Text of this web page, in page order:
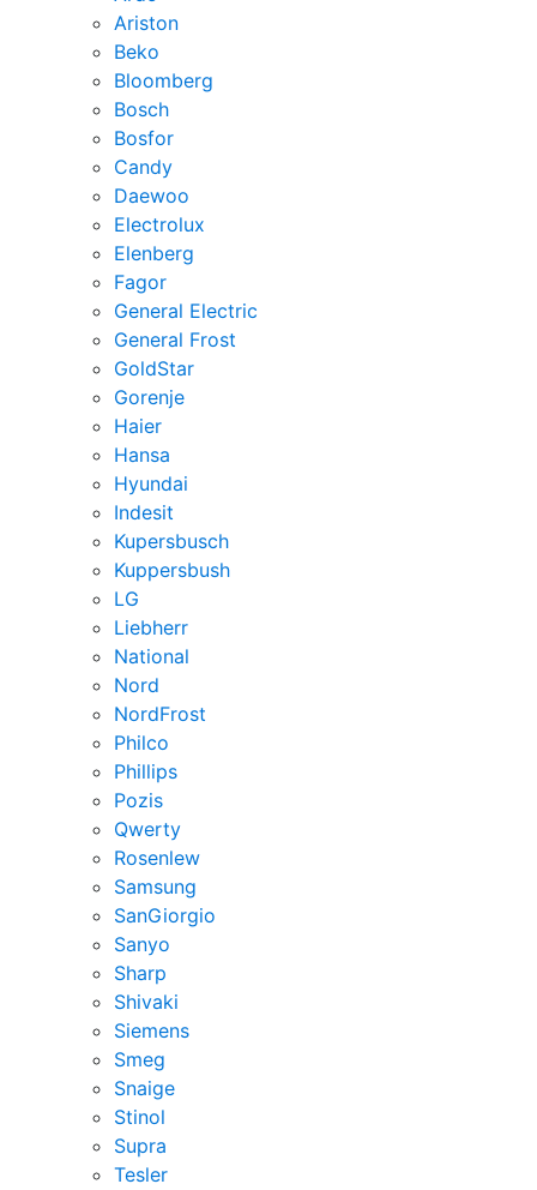
Ariston
Beko
Bloomberg
Bosch
Bosfor
Candy
Daewoo
Electrolux
Elenberg
Fagor
General Electric
General Frost
GoldStar
Gorenje
Haier
Hansa
Hyundai
Indesit
Kupersbusch
Kuppersbush
LG
Liebherr
National
Nord
NordFrost
Philco
Phillips
Pozis
Qwerty
Rosenlew
Samsung
SanGiorgio
Sanyo
Sharp
Shivaki
Siemens
Smeg
Snaige
Stinol
Supra
Tesler